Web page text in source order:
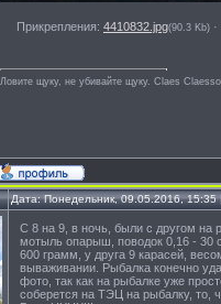
Прикрепления: 4410832.jpg(90.3 Kb) ·
Ловите щуку, не убивайте щуку. Сlaes
Дата: Понедельник, 09.05.2016,
С 8 на 9, в ночь, были с другом на
мотыль опарыш, поводок 0,16 - 30
600 грамм, у друга 9 карасей,
вываживании. Рыбалка конечно
фото, так как на рыбалке уже
соберется на ТЭЦ на рыбалку, то,